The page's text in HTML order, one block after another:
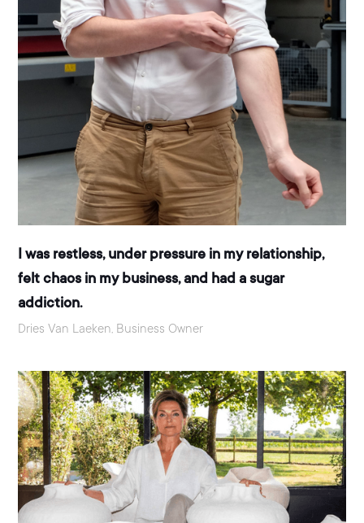
I was restless, under pressure in my relationship,
felt chaos in my business, and had a sugar
addiction.
Dries Van Laeken, Business Owner